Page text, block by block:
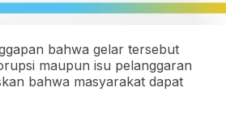
bahwa gelar tersebut
maupun isu pelanggaran
bahwa masyarakat dapat